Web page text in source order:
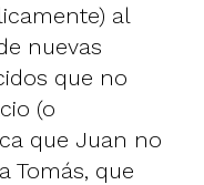
al
nuevas
que no
(o
que Juan no
Tomás, que